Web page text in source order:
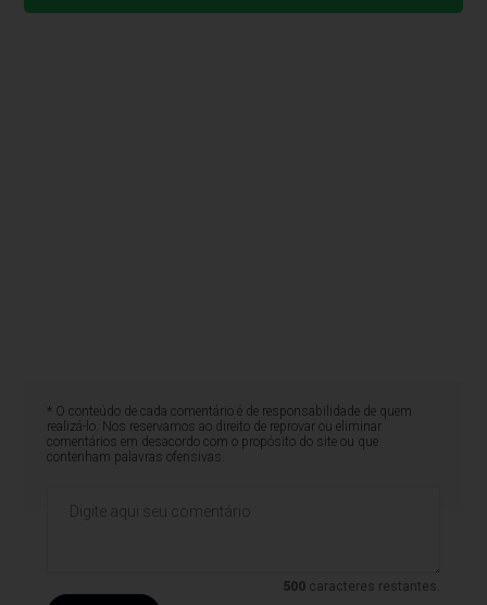
* O conteúdo de cada comentário é de responsabilidade de quem
realizá-lo. Nos reservamos ao direito de reprovar ou eliminar
comentários em desacordo com o propósito do site ou que
contenham palavras ofensivas.
500 caracteres restantes.